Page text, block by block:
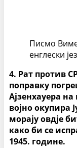
Писмо
енглески
4. Рат против
поправку
Ајзенхауера на
војно окупира
морају овдје
како би се
1945. године.